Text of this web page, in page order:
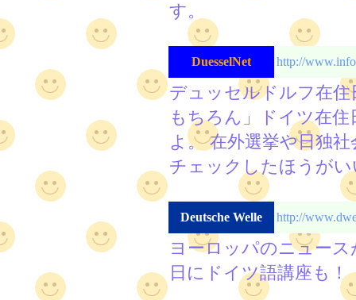
す。
DuesselNet http://
デュッセルドルフ在
もちろん」ドイツ在
よ。 在外選挙や日独
チェックしたほうが
Deutsche Welle http://
ヨーロッパのニュー
日にドイツ語講座も！